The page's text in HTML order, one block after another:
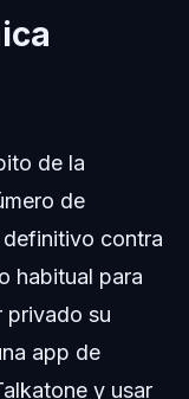
de la
de
contra
habitual para
privado su
app de
y usar